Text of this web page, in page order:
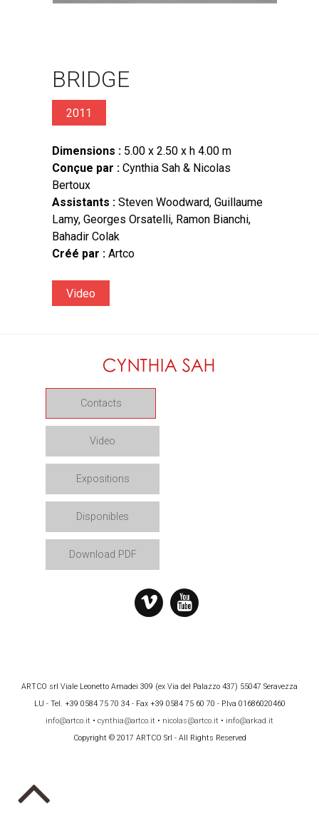
BRIDGE
2011
Dimensions : 5.00 x 2.50 x h 4.00 m
Conçue par : Cynthia Sah & Nicolas
Bertoux
Assistants : Steven Woodward, Guillaume
Lamy, Georges Orsatelli, Ramon Bianchi,
Bahadir Colak
Créé par : Artco
Video
Contacts
Video
Expositions
Disponibles
Download PDF
ARTCO srl Viale Leonetto Amadei 309 (ex Via del Palazzo 437) 55047 Seravezza
LU - Tel. +39 0584 75 70 34 - Fax +39 0584 75 60 70 - P.Iva 01686020460
info@artco.it • cynthia@artco.it • nicolas@artco.it • info@arkad.it
Copyright © 2017 ARTCO Srl - All Rights Reserved